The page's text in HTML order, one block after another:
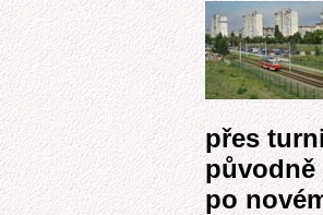
přes
původně
po